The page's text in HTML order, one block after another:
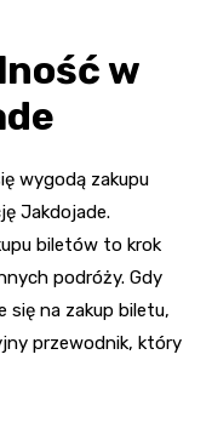
w
wygodą zakupu
Jakdojade.
biletów to krok
podróży. Gdy
się na zakup biletu,
przewodnik, który